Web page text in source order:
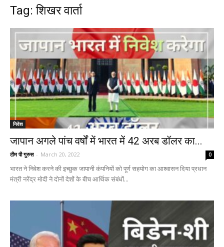
Tag: शिखर वार्ता
निवेश
जापान अगले पांच वर्षों में भारत में 42 अरब डॉलर का...
टीम पी गुरुस - March 20, 2022 0
भारत ने निवेश करने की इच्छुक जापानी कंपनियों को पूर्ण सहयोग का आश्वासन दिया प्रधान
मंत्री नरेंद्र मोदी ने दोनों देशों के बीच आर्थिक संबंधों...